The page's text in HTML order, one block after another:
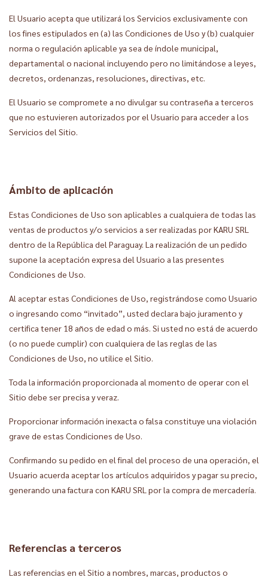
El Usuario acepta que utilizará los Servicios exclusivamente con
los fines estipulados en (a) las Condiciones de Uso y (b) cualquier
norma o regulación aplicable ya sea de índole municipal,
departamental o nacional incluyendo pero no limitándose a leyes,
decretos, ordenanzas, resoluciones, directivas, etc.
El Usuario se compromete a no divulgar su contraseña a terceros
que no estuvieren autorizados por el Usuario para acceder a los
Servicios del Sitio.
Ámbito de aplicación
Estas Condiciones de Uso son aplicables a cualquiera de todas las
ventas de productos y/o servicios a ser realizadas por KARU SRL
dentro de la República del Paraguay. La realización de un pedido
supone la aceptación expresa del Usuario a las presentes
Condiciones de Uso.
Al aceptar estas Condiciones de Uso, registrándose como Usuario
o ingresando como “invitado”, usted declara bajo juramento y
certifica tener 18 años de edad o más. Si usted no está de acuerdo
(o no puede cumplir) con cualquiera de las reglas de las
Condiciones de Uso, no utilice el Sitio.
Toda la información proporcionada al momento de operar con el
Sitio debe ser precisa y veraz.
Proporcionar información inexacta o falsa constituye una violación
grave de estas Condiciones de Uso.
Confirmando su pedido en el final del proceso de una operación, el
Usuario acuerda aceptar los artículos adquiridos y pagar su precio,
generando una factura con KARU SRL por la compra de mercadería.
Referencias a terceros
Las referencias en el Sitio a nombres, marcas, productos o